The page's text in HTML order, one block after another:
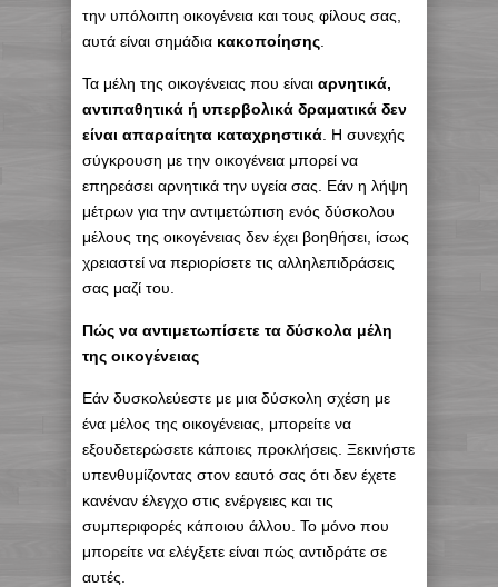
την υπόλοιπη οικογένεια και τους φίλους σας,
αυτά είναι σημάδια κακοποίησης
Τα μέλη της οικογένειας που είναι αρνητικά,
αντιπαθητικά ή υπερβολικά δραματικά δεν
είναι απαραίτητα καταχρηστικά . H συνεχής
σύγκρουση με την οικογένεια μπορεί να
επηρεάσει αρνητικά την υγεία σας. Εάν η λήψη
μέτρων για την αντιμετώπιση ενός δύσκολου
μέλους της οικογένειας δεν έχει βοηθήσει, ίσως
χρειαστεί να περιορίσετε τις αλληλεπιδράσεις
σας μαζί του.
Πώς να αντιμετωπίσετε τα δύσκολα μέλη
της οικογένειας
Εάν δυσκολεύεστε με μια δύσκολη σχέση με
ένα μέλος της οικογένειας, μπορείτε να
εξουδετερώσετε κάποιες προκλήσεις. Ξεκινήστε
υπενθυμίζοντας στον εαυτό σας ότι δεν έχετε
κανέναν έλεγχο στις ενέργειες και τις
συμπεριφορές κάποιου άλλου. Το μόνο που
μπορείτε να ελέγξετε είναι πώς αντιδράτε σε
αυτές.